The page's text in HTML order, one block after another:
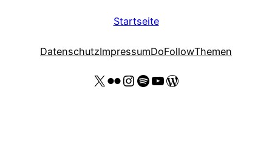
Startseite
DatenschutzImpressumDoFollowThemen
X Flickr
Instagram
Spotify
YouTube Thomas Kohler
Wordpress Website